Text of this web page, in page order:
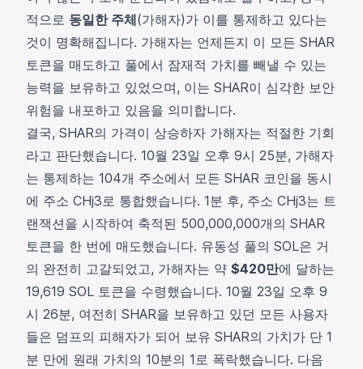
적으로 동일한 주체(가해자)가 이를 통제하고 있다는
것이 명확해집니다. 가해자는 언제든지 이 모든 SHAR
토큰을 매도하고 풀에서 잠재적 가치를 빼낼 수 있는
능력을 보유하고 있었으며, 이는 SHAR이 심각한 보안
위험을 내포하고 있음을 의미합니다.
결국, SHAR의 가격이 상승하자 가해자는 적절한 기회
라고 판단했습니다. 10월 23일 오후 9시 25분, 가해자
는 통제하는 104개 주소에서 모든 SHAR 코인을 동시
에 주소 CHj3로 통합했습니다. 1분 후, 주소 CHj3는 트
랜잭션을 시작하여 축적된 500,000,000개의 SHAR
토큰을 한 번에 매도했습니다. 유동성 풀의 SOL은 거
의 완전히 고갈되었고, 가해자는 약 $420만에 달하는
19,619 SOL 토큰을 수령했습니다. 10월 23일 오후 9
시 26분, 여전히 SHAR을 보유하고 있던 모든 사용자
들은 덤프의 피해자가 되어 보유 SHAR의 가치가 단 1
분 만에 원래 가치의 10분의 1로 폭락했습니다. 다음